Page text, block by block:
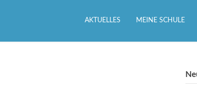
AKTUELLES MEINE SCHULE